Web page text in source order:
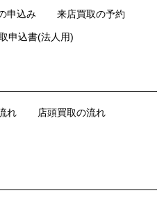
申込み 来店買取の予約
申込書(法人用)
れ 店頭買取の流れ